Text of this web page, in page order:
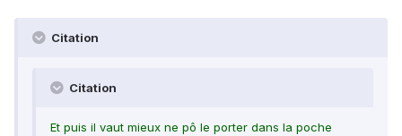
Citation
Citation
Et puis il vaut mieux ne pô le porter dans la poche